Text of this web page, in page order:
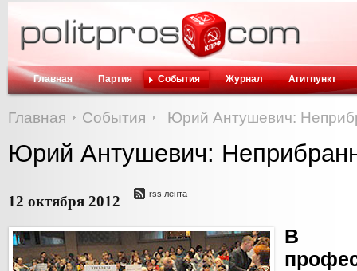
Главная Партия События Журнал Агитпункт
Главная События Юрий Антушевич:
Юрий Антушевич:
12 октября 2012 rss лента
В